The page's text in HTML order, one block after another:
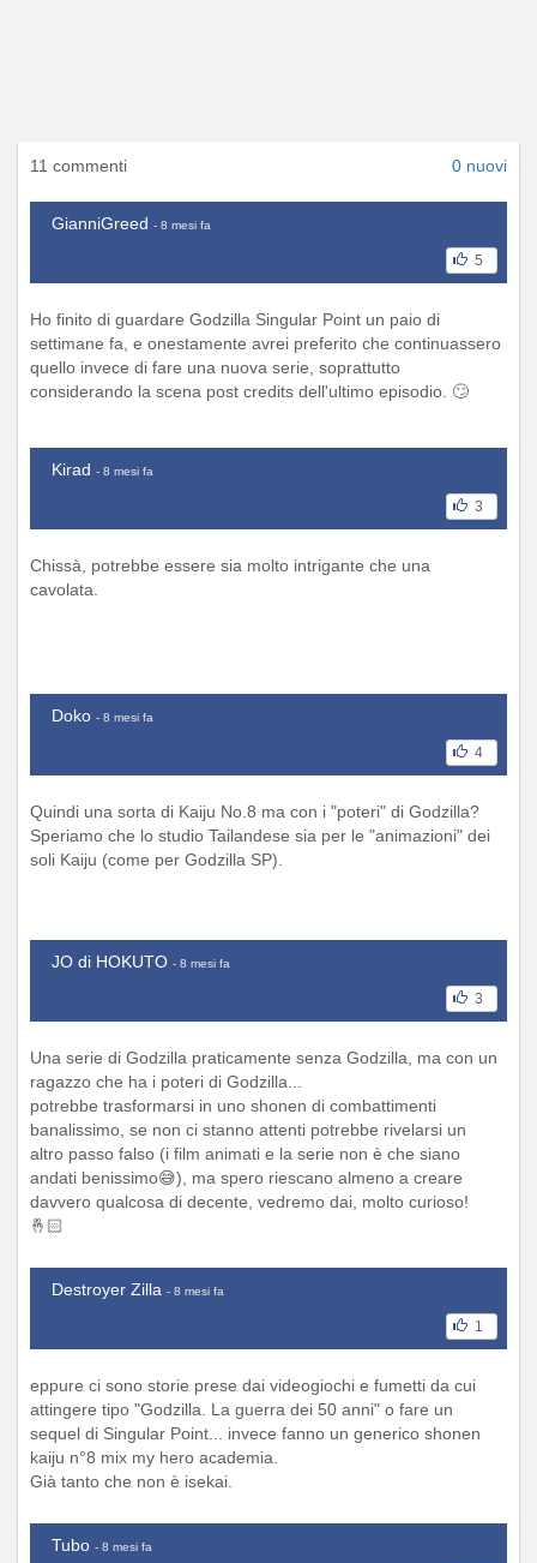
11 commenti 0 nuovi
GianniGreed - 8 mesi fa
5
Ho finito di guardare Godzilla Singular Point un paio di
settimane fa, e onestamente avrei preferito che continuassero
quello invece di fare una nuova serie, soprattutto
considerando la scena post credits dell'ultimo episodio. 🙄
Kirad - 8 mesi fa
3
Chissà, potrebbe essere sia molto intrigante che una
cavolata.
Doko - 8 mesi fa
4
Quindi una sorta di Kaiju No.8 ma con i "poteri" di Godzilla?
Speriamo che lo studio Tailandese sia per le "animazioni" dei
soli Kaiju (come per Godzilla SP).
JO di HOKUTO - 8 mesi fa
3
Una serie di Godzilla praticamente senza Godzilla, ma con un
ragazzo che ha i poteri di Godzilla...
potrebbe trasformarsi in uno shonen di combattimenti
banalissimo, se non ci stanno attenti potrebbe rivelarsi un
altro passo falso (i film animati e la serie non è che siano
andati benissimo😅), ma spero riescano almeno a creare
davvero qualcosa di decente, vedremo dai, molto curioso!
🤞🏻
Destroyer Zilla - 8 mesi fa
1
eppure ci sono storie prese dai videogiochi e fumetti da cui
attingere tipo "Godzilla. La guerra dei 50 anni" o fare un
sequel di Singular Point... invece fanno un generico shonen
kaiju n°8 mix my hero academia.
Già tanto che non è isekai.
Tubo - 8 mesi fa